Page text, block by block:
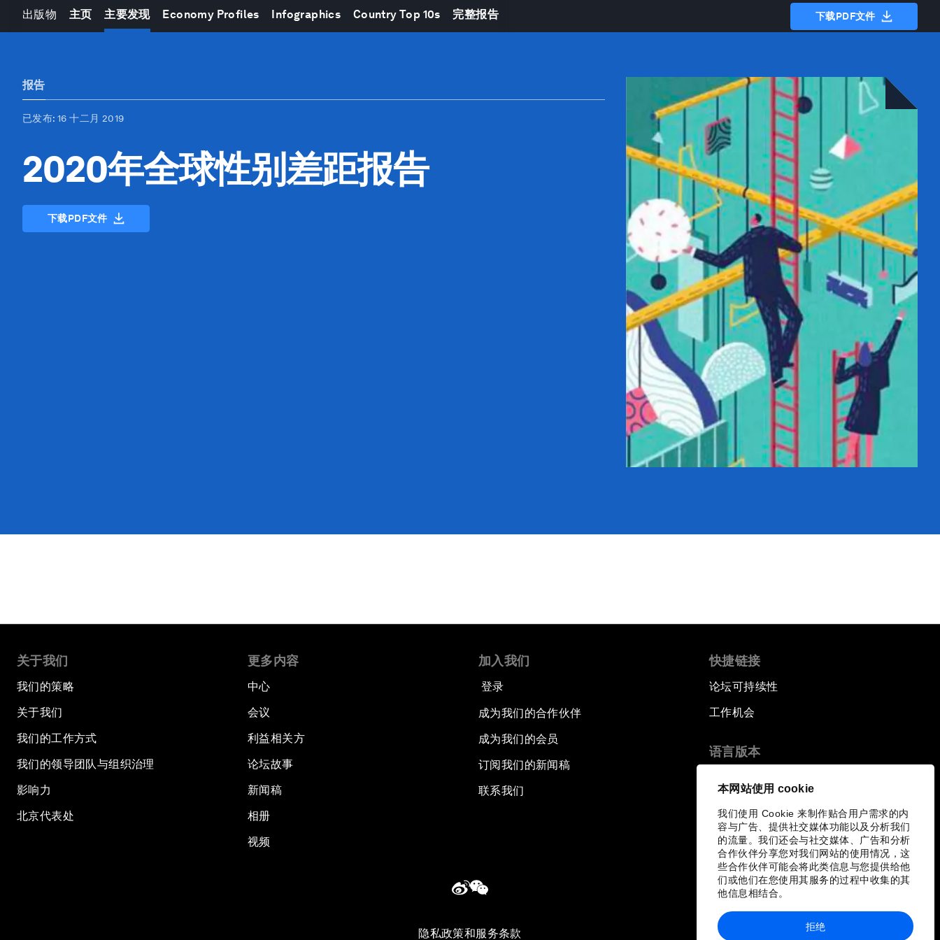
本网站使用 cookie
我们使用 Cookie 来制作贴合用户需求的内
容与广告、提供社交媒体功能以及分析我们
的流量。我们还会与社交媒体、广告和分析
合作伙伴分享您对我们网站的使用情况，这
些合作伙伴可能会将此类信息与您提供给他
们或他们在您使用其服务的过程中收集的其
他信息相结合。
拒绝
出版物 主页 主要发现 Economy Profiles Infographics Country Top 10s 完整报告 下载PDF文件
报告
已发布: 16 十二月 2019
2020年全球性别差距报告
下载PDF文件
关于我们
我们的策略
关于我们
我们的工作方式
我们的领导团队与组织治理
影响力
北京代表处
更多内容
中心
会议
利益相关方
论坛故事
新闻稿
相册
视频
加入我们
登录
成为我们的合作伙伴
成为我们的会员
订阅我们的新闻稿
联系我们
快捷链接
论坛可持续性
工作机会
语言版本
隐私政策和服务条款